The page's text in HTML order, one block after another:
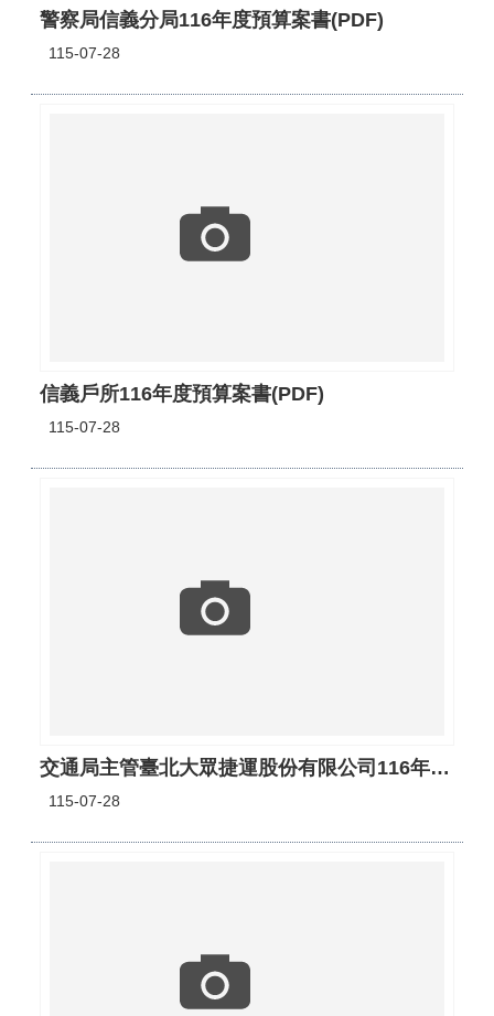
警察局信義分局116年度預算案書(PDF)
115-07-28
信義戶所116年度預算案書(PDF)
115-07-28
交通局主管臺北大眾捷運股份有限公司116年度預算案書(PDF)
115-07-28